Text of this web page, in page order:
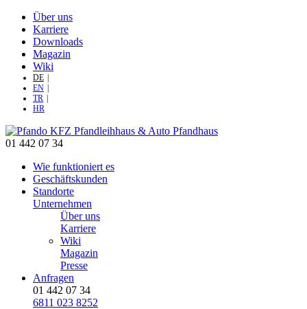
Über uns
Karriere
Downloads
Magazin
Wiki
DE
EN
TR
HR
01 442 07 34
Wie funktioniert es
Geschäftskunden
Standorte
Unternehmen
Über uns
Karriere
Wiki
Magazin
Presse
Anfragen
01 442 07 34
6811 023 8252